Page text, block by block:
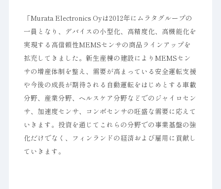
「Murata Electronics Oyは2012年にムラタグループの
一員となり、デバイスの小型化、高精度化、高機能化を
実現する高信頼性MEMSセンサの商品ラインアップを
拡充してきました。新生産棟の建設によりMEMSセン
サの増産体制を整え、需要が高まっている安全運転支援
や今後の成長が期待される自動運転をはじめとする車載
分野、産業分野、ヘルスケア分野などでのジャイロセン
サ、加速度センサ、コンボセンサの旺盛な需要に応えて
いきます。投資を通じてこれらの分野での事業基盤の強
化だけでなく、フィンランドの経済および雇用に貢献し
ていきます。